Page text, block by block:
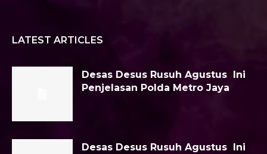
LATEST ARTICLES
Desas Desus Rusuh Agustus Ini
Penjelasan Polda Metro Jaya
Desas Desus Rusuh Agustus Ini